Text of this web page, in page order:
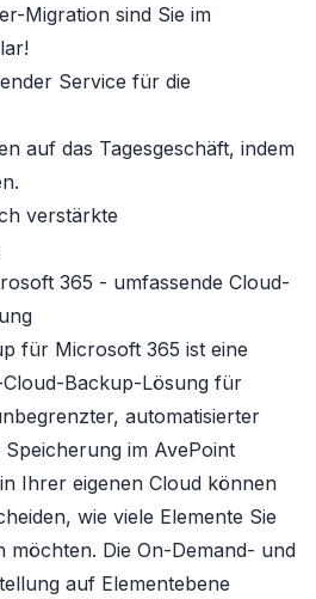
Migration sind Sie im
Service für die
auf das Tagesgeschäft, indem
verstärkte
365 - umfassende Cloud-
für Microsoft 365 ist eine
Backup-Lösung für
automatisierter
im AvePoint
Ihrer eigenen Cloud können
wie viele Elemente Sie
möchten. Die On-Demand- und
auf Elementebene